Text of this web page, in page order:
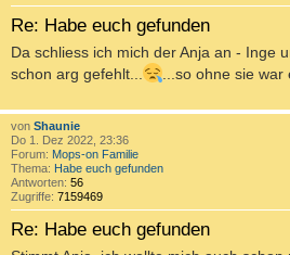
Re: Habe euch gefunden
Da schliess ich mich der Anja an - Inge
schon arg gefehlt...
...so ohne sie war
von Shaunie
Do 1. Dez 2022, 23:36
Forum: Mops-on Familie
Thema: Habe euch gefunden
Antworten: 56
Zugriffe: 7159469
Re: Habe euch gefunden